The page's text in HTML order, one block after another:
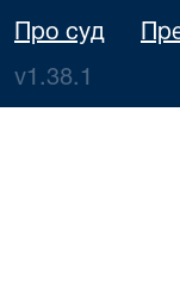
Про суд
v1.38.1